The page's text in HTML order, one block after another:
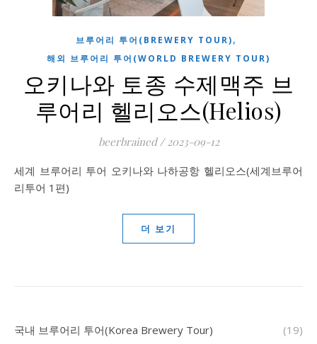
브루어리 투어(BREWERY TOUR),
해외 브루어리 투어(WORLD BREWERY TOUR)
오키나와 토종 수제맥주 브
루어리 헬리오스(Helios)
beerbrained / 2023-09-12
세계 브루어리 투어 오키나와 나하공항 헬리오스(세계브루어
리투어 1편)
더 보기
국내 브루어리 투어(Korea Brewery Tour) (19)